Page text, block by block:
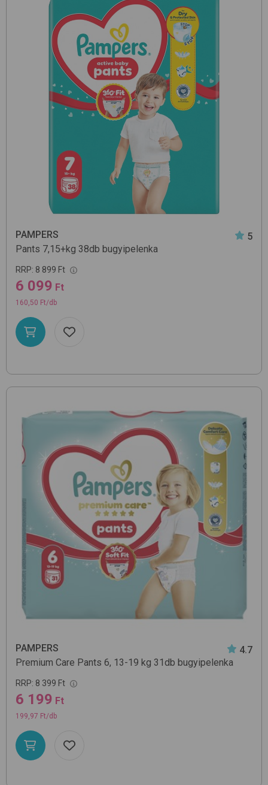
PAMPERS
5
Pants 7,15+kg 38db bugyipelenka
RRP: 8 899 Ft
6 099 Ft
160,50 Ft/db
PAMPERS
4.7
Premium Care Pants 6, 13-19 kg 31db bugyipelenka
RRP: 8 399 Ft
6 199 Ft
199,97 Ft/db